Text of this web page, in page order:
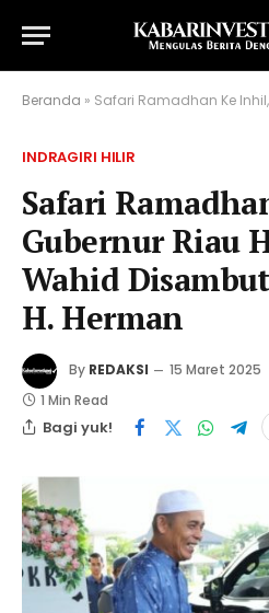
Beranda » Safari Ramadhan Ke Inhil, Gubernur Riau
INDRAGIRI HILIR
Safari
Gubernur Riau
Wahid
H. Herman
By REDAKSI 15 Maret 2025
1 Min Read
Bagi yuk!